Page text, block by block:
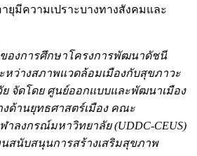
ยุมีความเปราะบางทางสังคมและ
องการศึกษาโครงการพัฒนาดัชนี
หว่างสภาพแวดล้อมเมืองกับสุขภาวะ
จัดโดย ศูนย์ออกแบบและพัฒนาเมือง
ด้านยุทธศาสตร์เมือง คณะ
าลงกรณ์มหาวิทยาลัย (UDDC-CEUS)
สนับสนุนการสร้างเสริมสุขภาพ